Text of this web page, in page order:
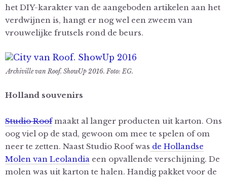
het DIY-karakter van de aangeboden artikelen aan het
verdwijnen is, hangt er nog wel een zweem van
vrouwelijke frutsels rond de beurs.
Archiville van Roof. ShowUp 2016. Foto: EG.
Holland souvenirs
Studio Roofmaakt al langer producten uit karton. Ons
oog viel op de stad, gewoon om mee te spelen of om
neer te zetten. Naast Studio Roof was de Hollandse
Molen van Leolandia een opvallende verschijning. De
molen was uit karton te halen. Handig pakket voor de